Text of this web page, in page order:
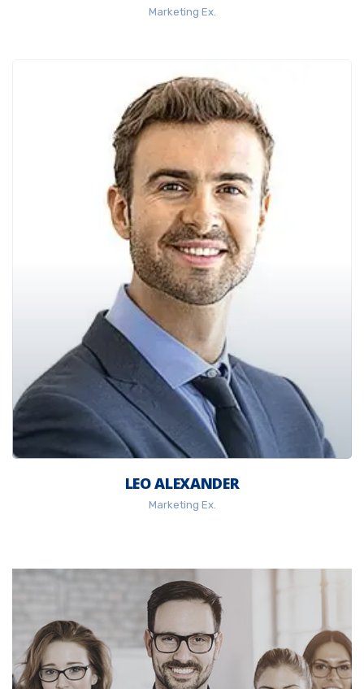
Marketing Ex.
LEO ALEXANDER
Marketing Ex.